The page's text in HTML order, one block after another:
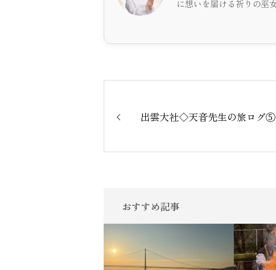
に想いを届ける祈りの巫女
出雲大社◇天音先生の旅ログ⑤
おすすめ記事